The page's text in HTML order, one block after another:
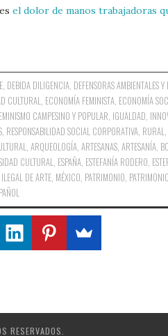
el dolor de manos trabajadoras
DEBIDA DILIGENCIA DEFENSORAS AMBIENTALES
CULTURAL ECONOMÍA FEMINISTA ECONOMÍA
CAMPESINO Y POPULAR IGUALDAD
RESPONSABILIDAD SOCIAL CORPORATIVA RURAL
,ARQUEOLOGÍA ,ARTESANAS ,ARTESANÍA
CULTURAL ESPAÑA ESTEFANÍA RODERO
DE ARTE MÉXICO PATRIMONIO
RESERVADOS.